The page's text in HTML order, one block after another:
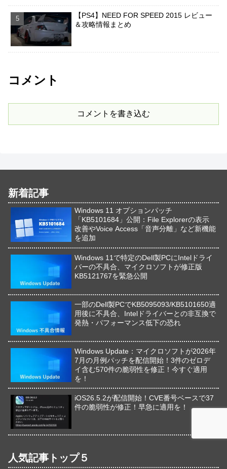
【PS4】NEED FOR SPEED 2015 レビュー
＆攻略情報まとめ
コメント
コメントを書き込む
新着記事
Windows 11 オプションパッチ
「KB5101684」公開：File Explorerの表示
改善やVoice Access「音声分離」など新機能
を追加
Windows 11で特定のDell製PCにIntelドライ
バーの不具合、マイクロソフトが修正版
KB5121767を緊急公開
一部のDell製PCでKB5095093/KB5101650適
用後に不具合、Intelドライバーとの非互換で
発熱・パフォーマンス低下の恐れ
Windows Update：マイクロソフトが2026年
7月の月例パッチを配信開始！3件のゼロデ
イ含む570件の脆弱性を修正！今すぐ適用
を！
iOS26.5.2が配信開始！CVE番号ベースで37
件の脆弱性が修正！早急に適用を！
人気記事トップ５